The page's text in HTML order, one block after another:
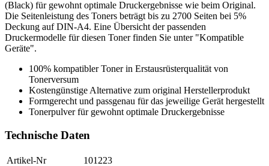
(Black) für gewohnt optimale Druckergebnisse wie beim Original.
Die Seitenleistung des Toners beträgt bis zu 2700 Seiten bei 5%
Deckung auf DIN-A4. Eine Übersicht der passenden
Druckermodelle für diesen Toner finden Sie unter "Kompatible
Geräte".
100% kompatibler Toner in Erstausrüsterqualität von
Tonerversum
Kostengünstige Alternative zum original Herstellerprodukt
Formgerecht und passgenau für das jeweilige Gerät hergestellt
Tonerpulver für gewohnt optimale Druckergebnisse
Technische Daten
Artikel-Nr
101223